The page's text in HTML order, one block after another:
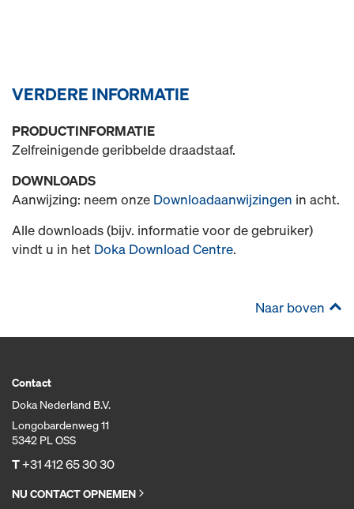
VERDERE INFORMATIE
PRODUCTINFORMATIE
Zelfreinigende geribbelde draadstaaf.
DOWNLOADS
Aanwijzing: neem onze Downloadaanwijzingen in acht.
Alle downloads (bijv. informatie voor de gebruiker)
vindt u in het Doka Download Centre.
Naar boven
Contact
Doka Nederland B.V.
Longobardenweg 11
5342 PL OSS
T+31 412 65 30 30
NU CONTACT OPNEMEN